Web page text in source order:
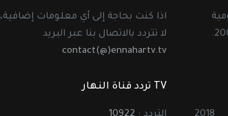
اذا كنت بحاجة إلى أي معلومات إضافية،
لا تتردد بالاتصال بنا عبر البريد
contact(@)ennahartv.tv
TV تردد قناة النهار